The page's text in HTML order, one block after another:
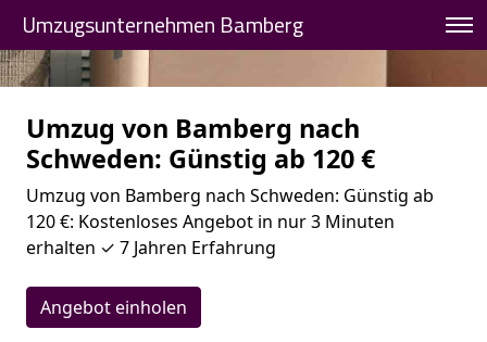
Umzugsunternehmen Bamberg
Umzug von Bamberg nach
Schweden: Günstig ab 120 €
Umzug von Bamberg nach Schweden: Günstig ab
120 €: Kostenloses Angebot in nur 3 Minuten
erhalten ✓ 7 Jahren Erfahrung
Angebot einholen